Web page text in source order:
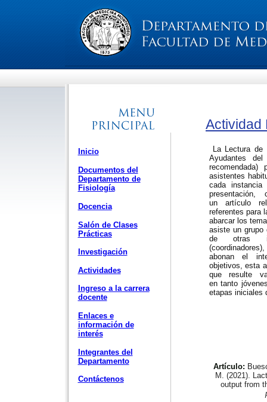
Actividad
Inicio
Documentos del
Departamento de
Fisiología
Docencia
Salón de Clases
Prácticas
Investigación
Actividades
Ingreso a la carrera
docente
Enlaces e
información de
interés
Integrantes del
Departamento
Contáctenos
La Lectura de
Ayudantes
asistentes
cada
un artículo
referentes para
abarcar los
asiste un grupo
de otras
abonan el
objetivos, esta
que resulte
en tanto
etapas iniciales
Artículo:
M. (2021).
output from